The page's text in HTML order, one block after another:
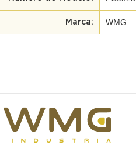
Marca: WMG